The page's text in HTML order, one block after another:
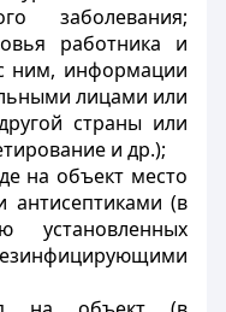
заболевания;
работника и
ним, информации
лицами или
страны или
и др.);
на объект место
антисептиками (в